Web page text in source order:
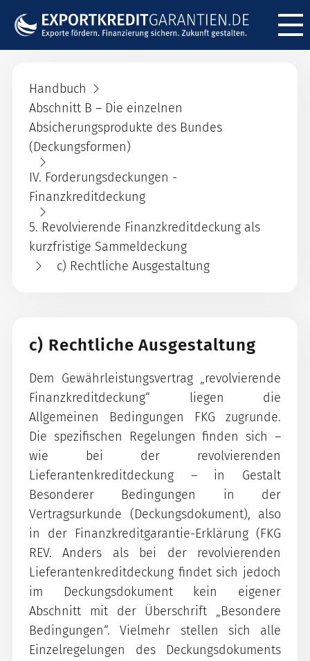
Handbuch
Abschnitt B – Die einzelnen
Absicherungsprodukte des Bundes
(Deckungsformen)
IV. Forderungsdeckungen -
Finanzkreditdeckung
5. Revolvierende Finanzkreditdeckung als
kurzfristige Sammeldeckung
c) Rechtliche Ausgestaltung
c) Rechtliche Ausgestaltung
Dem Gewährleistungsvertrag „revolvierende
Finanzkreditdeckung“ liegen die
Allgemeinen Bedingungen FKG zugrunde.
Die spezifischen Regelungen finden sich –
wie bei der revolvierenden
Lieferantenkreditdeckung – in Gestalt
Besonderer Bedingungen in der
Vertragsurkunde (Deckungsdokument), also
in der Finanzkreditgarantie-Erklärung (FKG
REV. Anders als bei der revolvierenden
Lieferantenkreditdeckung findet sich jedoch
im Deckungsdokument kein eigener
Abschnitt mit der Überschrift „Besondere
Bedingungen“. Vielmehr stellen sich alle
Einzelregelungen des Deckungsdokuments